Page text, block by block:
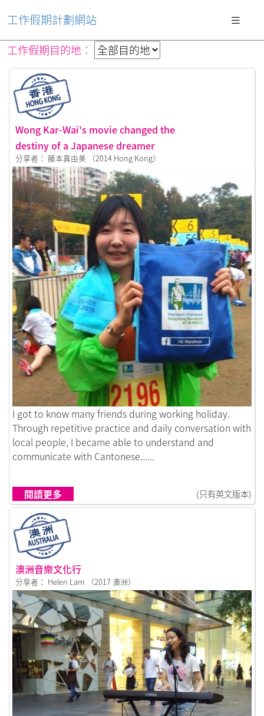
工作假期計劃網站
工作假期目的地︰
Wong Kar-Wai's movie changed the
destiny of a Japanese dreamer
分享者： 藤本真由美 （2014 Hong Kong）
鏈接到Wong Kar-Wai's movie changed the destiny of a
I got to know many friends during working holiday.
Through repetitive practice and daily conversation with
local people, I became able to understand and
communicate with Cantonese......
閱讀更多 (只有英文版本)
澳洲音樂文化行
分享者： Helen Lam （2017 澳洲）